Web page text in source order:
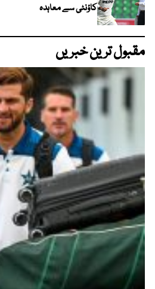
کاؤنٹی سے معاہدہ
مقبول ترین خبریں